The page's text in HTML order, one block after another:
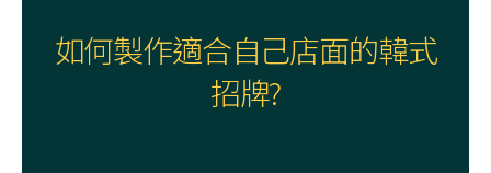
如何製作適合自己店面的韓式
招牌?